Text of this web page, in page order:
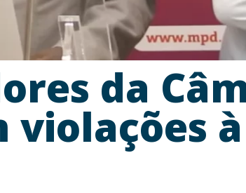
da